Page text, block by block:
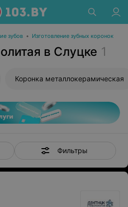
зубов • Изготовление зубных коронок
в Слуцке 1
Коронка металлокерамическая
Фильтры